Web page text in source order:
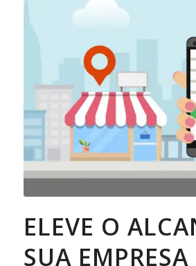
ELEVE O
SUA